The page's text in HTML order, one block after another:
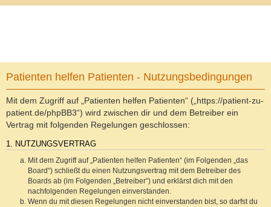
Patienten helfen Patienten - Nutzungsbedingungen
Mit dem Zugriff auf „Patienten helfen Patienten“ („https://patient-zu-
patient.de/phpBB3“) wird zwischen dir und dem Betreiber ein
Vertrag mit folgenden Regelungen geschlossen:
1. NUTZUNGSVERTRAG
Mit dem Zugriff auf „Patienten helfen Patienten“ (im Folgenden „das
Board“) schließt du einen Nutzungsvertrag mit dem Betreiber des
Boards ab (im Folgenden „Betreiber“) und erklärst dich mit den
nachfolgenden Regelungen einverstanden.
Wenn du mit diesen Regelungen nicht einverstanden bist, so darfst du